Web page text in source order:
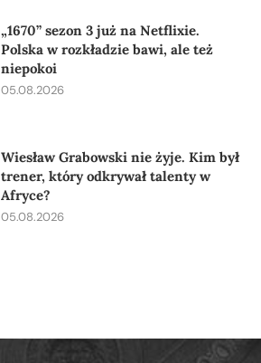
„1670” sezon 3 już na Netflixie.
Polska w rozkładzie bawi, ale też
niepokoi
05.08.2026
Wiesław Grabowski nie żyje. Kim był
trener, który odkrywał talenty w
Afryce?
05.08.2026